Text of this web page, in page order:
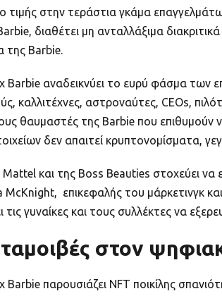
τιμής στην τεράστια γκάμα
διαθέτει μη ανταλλάξιμα
της Barbie.
αναδεικνύει το ευρύ φάσμα των
καλλιτέχνες, αστροναύτες, CEOs,
θαυμαστές της Barbie που
δεν απαιτεί κρυπτονομίσματα,
και της Boss Beauties στοχεύει να
McKnight, επικεφαλής του μάρκετινγκ
τις γυναίκες και τους συλλέκτες να
στον
παρουσιάζει NFT ποικίλης